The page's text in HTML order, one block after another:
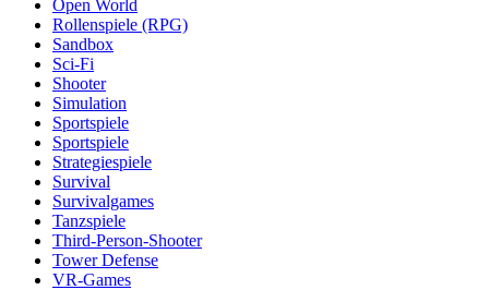
Open World
Rollenspiele (RPG)
Sandbox
Sci-Fi
Shooter
Simulation
Sportspiele
Sportspiele
Strategiespiele
Survival
Survivalgames
Tanzspiele
Third-Person-Shooter
Tower Defense
VR-Games